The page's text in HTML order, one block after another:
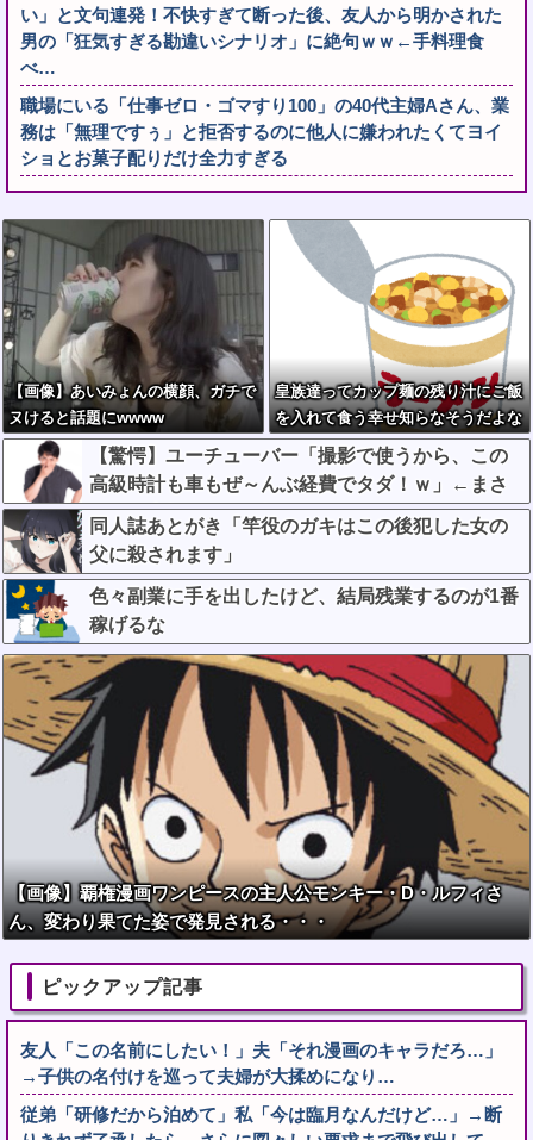
い」と文句連発！不快すぎて断った後、友人から明かされた
男の「狂気すぎる勘違いシナリオ」に絶句ｗｗ←手料理食
べ…
職場にいる「仕事ゼロ・ゴマすり100」の40代主婦Aさん、業
務は「無理ですぅ」と拒否するのに他人に嫌われたくてヨイ
ショとお菓子配りだけ全力すぎる
【画像】あいみょんの横顔、ガチで
ヌけると話題にwwww
皇族達ってカップ麺の残り汁にご飯
を入れて食う幸せ知らなそうだよな
ｗ
【驚愕】ユーチューバー「撮影で使うから、この
高級時計も車もぜ～んぶ経費でタダ！ｗ」←まさ
かコレ本気にしてる奴なんておらんよな？よな？w
w w w w w w w w w w
同人誌あとがき「竿役のガキはこの後犯した女の
父に殺されます」
色々副業に手を出したけど、結局残業するのが1番
稼げるな
【画像】覇権漫画ワンピースの主人公モンキー・D・ルフィさ
ん、変わり果てた姿で発見される・・・
ピックアップ記事
友人「この名前にしたい！」夫「それ漫画のキャラだろ…」
→子供の名付けを巡って夫婦が大揉めになり…
従弟「研修だから泊めて」私「今は臨月なんだけど…」→断